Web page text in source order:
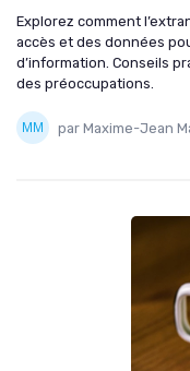
Explorez comment
accès et des données
d’information. Conseils
des préoccupations.
par Maxime-Jean